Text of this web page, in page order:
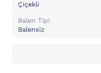
Çiçekli
Balen Tipi
Balensiz